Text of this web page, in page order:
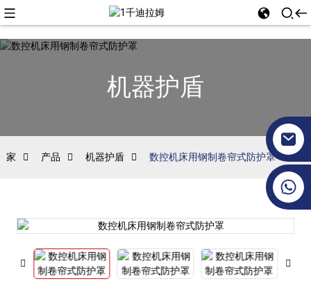
机器护盾
家 产品 机器护盾 数控机床用钢制卷帘式防护罩